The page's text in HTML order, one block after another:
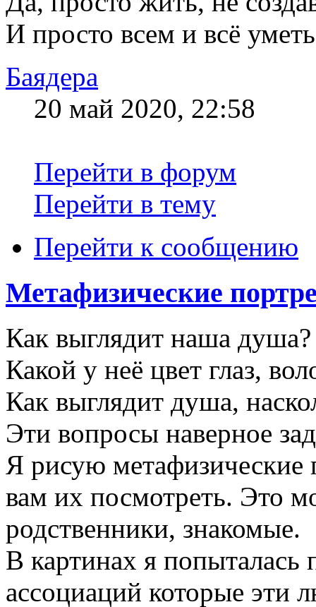
И просто всем и всё
Баядера
20 май 2020, 22:58
Перейти в форум
Перейти в тему
Перейти к сообщению
Метафизические
Как выглядит наша душа?
Какой у неё цвет глаз,
Как выглядит душа,
Эти вопросы наверное
Я рисую метафизические
вам их посмотреть. Это
родственники, знакомые.
В картинах я попыталась
ассоциаций которые эти